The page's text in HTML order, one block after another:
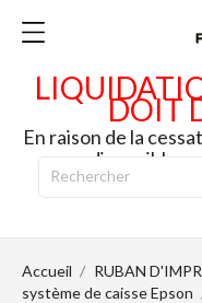
DOIT
En raison de la
disponibles
Accueil RUBAN
système de caisse Epson